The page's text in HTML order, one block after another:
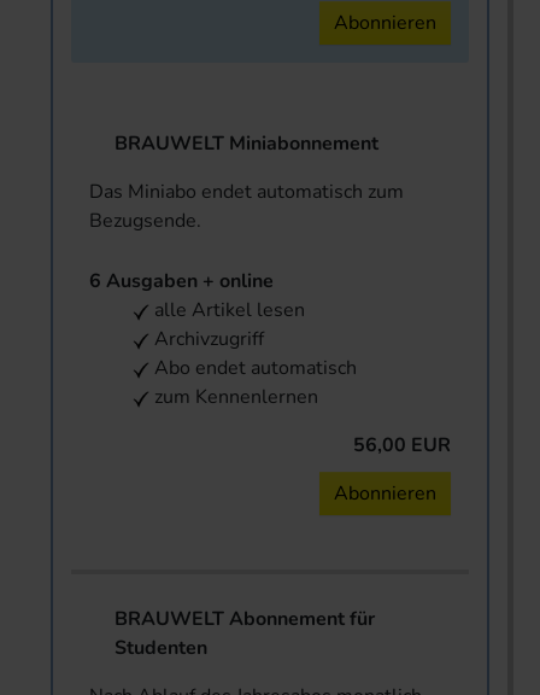
Abonnieren
BRAUWELT Miniabonnement
Das Miniabo endet automatisch zum
Bezugsende.
6 Ausgaben + online
alle Artikel lesen
Archivzugriff
Abo endet automatisch
zum Kennenlernen
56,00 EUR
Abonnieren
BRAUWELT Abonnement für
Studenten